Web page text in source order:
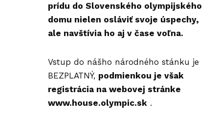
prídu do Slovenského olympijského
domu nielen osláviť svoje úspechy,
ale navštívia ho aj v čase voľna.
Vstup do nášho národného stánku je
BEZPLATNÝ, podmienkou je však
registrácia na webovej stránke
www.house.olympic.sk .